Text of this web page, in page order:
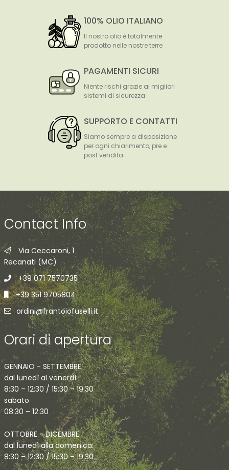
100% OLIO ITALIANO
Il nostro olio è totalmente
prodotto nelle nostre terre
PAGAMENTI SICURI
Niente rischi grazie ai migliori
sistemi di sicurezza
SUPPORTO E CONTATTI
Siamo sempre a disposizione
per ogni chiarimento, pre e
post vendita.
Contact Info
Via Ceccaroni, 1
Recanati (MC)
+39 071 7570735
+39 351 9705804
ordini@frantoiofuselli.it
Orari di apertura
GENNAIO - SETTEMBRE
dal lunedì al venerdì:
8:30 – 12:30 / 15:30 – 19:30
sabato
08:30 – 12:30
OTTOBRE - DICEMBRE
dal lunedì alla domenica:
8:30 – 12:30 / 15:30 – 19:30